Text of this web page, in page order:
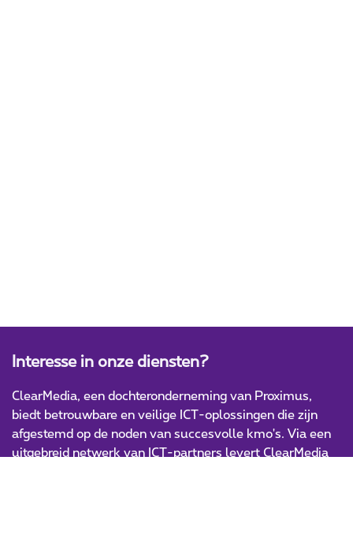
Interesse in onze diensten?
ClearMedia, een dochteronderneming van Proximus,
biedt betrouwbare en veilige ICT-oplossingen die zijn
afgestemd op de noden van succesvolle kmo's. Via een
uitgebreid netwerk van ICT-partners levert ClearMedia